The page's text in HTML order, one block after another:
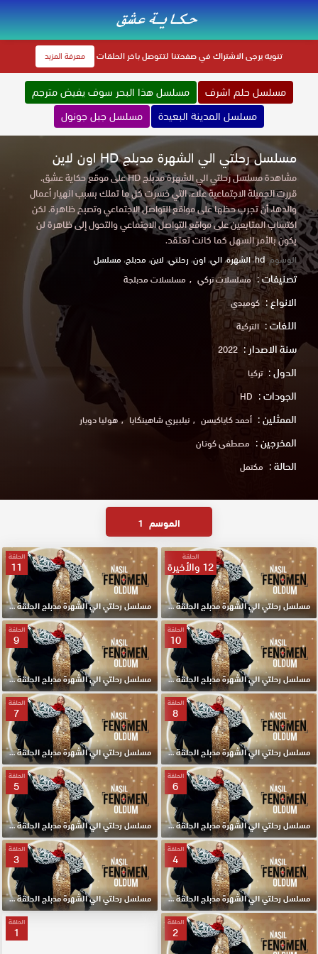
تنويهيرجى الاشتراك في صفحتنا لتتوصل باخر الحلقات معرفة المزيد
مسلسل حلم اشرف
مسلسل هذا البحر سوف يفيض مترجم
مسلسل المدينة البعيدة
مسلسل جبل جونول
مسلسل رحلتي الي الشهرة مدبلج HD اون لاين
مشاهدة مسلسل رحلتي الي الشهرة مدبلج HD على موقع حكاية عشق.
قررت الجميلة الاجتماعية علاء. التي خسرت كل ما تملك بسبب انهيار أعمال
والدها، أن تجرب حظها على مواقع التواصل الاجتماعي وتصبح ظاهرة. لكن
اكتساب المتابعين على مواقع التواصل الاجتماعي والتحول إلى ظاهرة لن
يكون بالأمر السهل كما كانت تعتقد.
الوسوم:hd،الشهرة،الي،اون،رحلتي،لاين،مدبلج،مسلسل
تصنيفات : مسلسلات تركي مسلسلات مدبلجة
الانواع : كوميدي
اللغات : التركية
سنة الاصدار : 2022
الدول : تركيا
الجودات : HD
الممثلين : أحمد كاياكيسن نيلبيري شاهينكايا هوليا دويار
المخرجين : مصطفى كوتان
الحالة : مكتمل
الموسم 1
الحلقة
12 والأخيرة
مسلسل رحلتي الي الشهرة مدبلج الحلقة 12 والأخيرة HD
الحلقة
11
مسلسل رحلتي الي الشهرة مدبلج الحلقة 11 HD
الحلقة
10
مسلسل رحلتي الي الشهرة مدبلج الحلقة 10 HD
الحلقة
9
مسلسل رحلتي الي الشهرة مدبلج الحلقة 9 HD
الحلقة
8
مسلسل رحلتي الي الشهرة مدبلج الحلقة 8 HD
الحلقة
7
مسلسل رحلتي الي الشهرة مدبلج الحلقة 7 HD
الحلقة
6
مسلسل رحلتي الي الشهرة مدبلج الحلقة 6 HD
الحلقة
5
مسلسل رحلتي الي الشهرة مدبلج الحلقة 5 HD
الحلقة
4
مسلسل رحلتي الي الشهرة مدبلج الحلقة 4 HD
الحلقة
3
مسلسل رحلتي الي الشهرة مدبلج الحلقة 3 HD
الحلقة
2
الحلقة
1